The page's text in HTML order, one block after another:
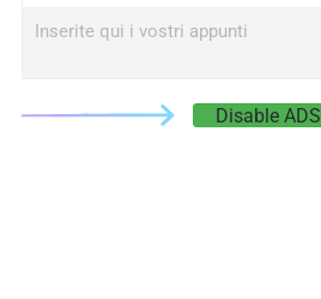
Inserite qui i vostri appunti
Disable ADS